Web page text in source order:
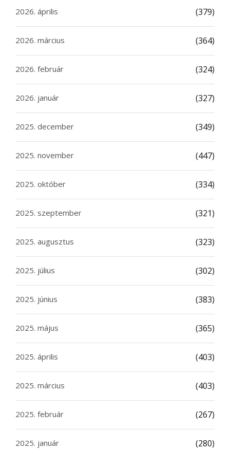
2026. április (379)
2026. március (364)
2026. február (324)
2026. január (327)
2025. december (349)
2025. november (447)
2025. október (334)
2025. szeptember (321)
2025. augusztus (323)
2025. július (302)
2025. június (383)
2025. május (365)
2025. április (403)
2025. március (403)
2025. február (267)
2025. január (280)